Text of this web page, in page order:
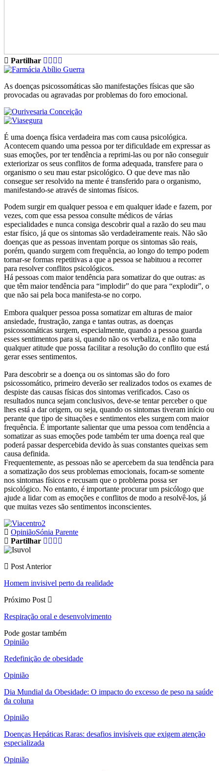
Partilhar
As doenças psicossomáticas são manifestações físicas que são
provocadas ou agravadas por problemas do foro emocional.
É uma doença física verdadeira mas com causa psicológica.
Acontecem quando uma pessoa por ter dificuldade em expressar as
suas emoções, por ter tendência a reprimi-las ou por não conseguir
exteriorizar os seus conflitos de forma adequada, transfere para o
organismo o seu mau estar psicológico. O que deve mas não
consegue ser resolvido na mente é transferido para o organismo,
manifestando-se através de sintomas físicos.
Podem surgir em qualquer pessoa e em qualquer idade e fazem, por
vezes, com que essa pessoa consulte médicos de várias
especialidades e nunca consiga descobrir qual a razão do seu mau
estar físico, já que os sintomas são verdadeiramente reais. Não são
doenças que as pessoas inventam porque os sintomas são reais,
porém, quando surgem com frequência, ao longo do tempo podem
tornar-se formas repetitivas a que a pessoa se habituou a recorrer
para resolver conflitos psicológicos.
Há pessoas com maior tendência para somatizar do que outras: as
que têm maior tendência para “implodir” do que para “explodir”, o
que não sai pela boca manifesta-se no corpo.
Embora qualquer pessoa possa somatizar em alturas de maior
ansiedade, frustração, zanga e tantas outras, as doenças
psicossomáticas surgem, especialmente, quando a pessoa guarda
esses sentimentos para si, quando não os verbaliza, e não toma
qualquer atitude que possa facilitar a resolução do conflito que está
gerar esses sentimentos.
Para descobrir se a doença ou os sintomas são do foro
psicossomático, primeiro deverão ser realizados todos os exames de
despiste das causas físicas dos sintomas verificados. Caso os
resultados nunca sejam conclusivos, deve-se tentar perceber o que
lhes está a dar origem, ou seja, quando os sintomas tiveram início ou
perante que tipo de situações e sentimentos eles surgem com maior
frequência. É importante salientar que uma pessoa com tendência a
somatizar as suas emoções pode também ter uma doença real que
poderá passar despercebida devido às suas constantes queixas sem
causa definida.
Frequentemente, as pessoas não se apercebem da sua tendência para
a somatização dos seus problemas emocionais, focam-se somente
nos sintomas físicos e recusam que o problema possa ser
psicológico. No entanto, é importante procurar um psicólogo que
ajude a lidar com as emoções e conflitos de modo a resolvê-los, já
que muitas vezes são sentimentos inconscientes.
OpiniãoSónia Parente
Partilhar
Post Anterior
Homem invisivel perto da realidade
Próximo Post
Respiração oral e desenvolvimento
Pode gostar também
Opinião
Redefinição de obesidade
Opinião
Dia Mundial da Obesidade: O impacto do excesso de peso na saúde
da coluna
Opinião
Doenças Hepáticas Raras: desafios invisíveis que exigem atenção
especializada
Opinião